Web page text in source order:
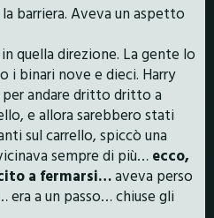
barriera. Aveva un aspetto
quella direzione. La gente lo
i binari nove e dieci. Harry
andare dritto dritto a
e allora sarebbero stati
sul carrello, spiccò una
sempre di più… ecco,
a fermarsi…aveva perso
a un passo… chiuse gli